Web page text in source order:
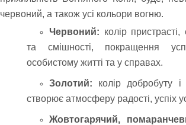
червоний, а також усі кольори вогню.
Червоний: колір пристрасті,
та смішності, покращення
особистому житті та у справах.
Золотий: колір добробуту і
створює атмосферу радості, успіх
Жовтогарячий,